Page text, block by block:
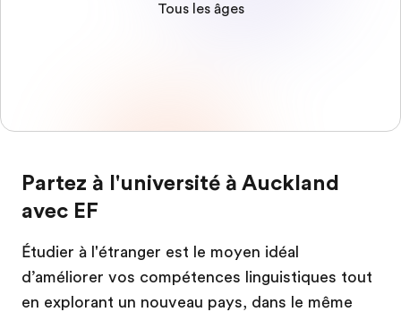
Tous les âges
Partez à l'université à Auckland
avec EF
Étudier à l'étranger est le moyen idéal
d’améliorer vos compétences linguistiques tout
en explorant un nouveau pays, dans le même